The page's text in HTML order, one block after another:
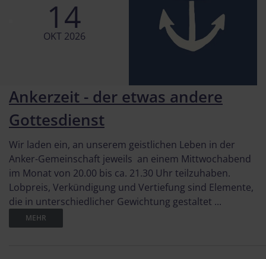
14
OKT 2026
Ankerzeit - der etwas andere
Gottesdienst
Wir laden ein, an unserem geistlichen Leben in der
Anker-Gemeinschaft jeweils an einem Mittwochabend
im Monat von 20.00 bis ca. 21.30 Uhr teilzuhaben.
Lobpreis, Verkündigung und Vertiefung sind Elemente,
die in unterschiedlicher Gewichtung gestaltet ...
MEHR